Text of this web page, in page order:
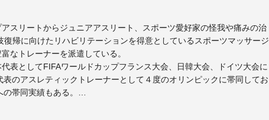
スリートからジュニアアスリート、スポーツ愛好家の怪我や痛みの治
復帰に向けたリハビリテーションを得意としているスポーツマッサージ
なトレーナーを派遣している。
表としてFIFAワールドカップフランス大会、日韓大会、ドイツ大会に
のアスレティックトレーナーとして４度のオリンピックに帯同してお
帯同実績もある。